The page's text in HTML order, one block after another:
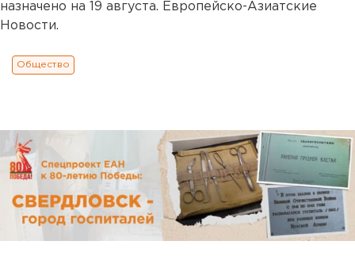
назначено на 19 августа. Европейско-Азиатские
Новости.
Общество